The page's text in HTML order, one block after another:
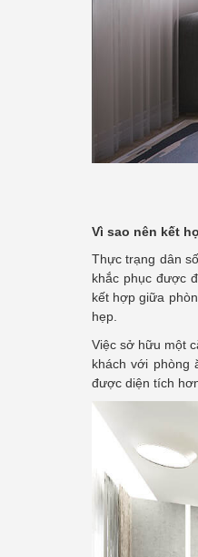
Vì sao nên kết
Thực trạng dân
khắc phục được
kết hợp giữa
hẹp.
Việc sở hữu một
khách với phòng
được diện tích